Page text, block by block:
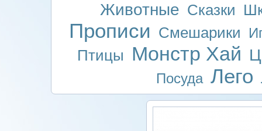
Животные Сказки
Прописи Смешарики
Птицы Монстр Хай
Посуда Лего